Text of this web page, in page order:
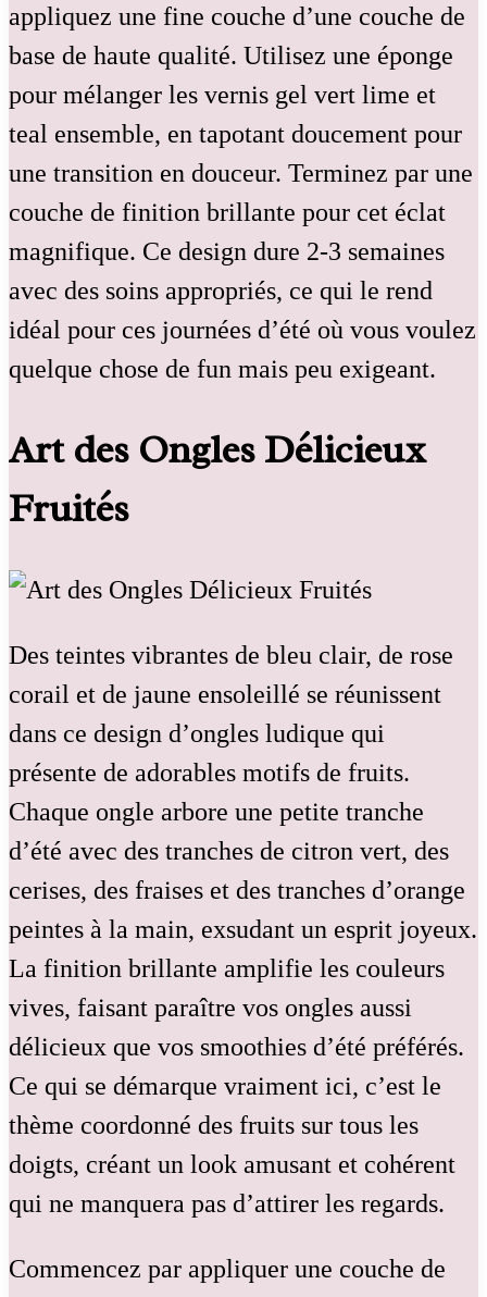
appliquez une fine couche d’une couche de
base de haute qualité. Utilisez une éponge
pour mélanger les vernis gel vert lime et
teal ensemble, en tapotant doucement pour
une transition en douceur. Terminez par une
couche de finition brillante pour cet éclat
magnifique. Ce design dure 2-3 semaines
avec des soins appropriés, ce qui le rend
idéal pour ces journées d’été où vous voulez
quelque chose de fun mais peu exigeant.
Art des Ongles Délicieux
Fruités
Des teintes vibrantes de bleu clair, de rose
corail et de jaune ensoleillé se réunissent
dans ce design d’ongles ludique qui
présente de adorables motifs de fruits.
Chaque ongle arbore une petite tranche
d’été avec des tranches de citron vert, des
cerises, des fraises et des tranches d’orange
peintes à la main, exsudant un esprit joyeux.
La finition brillante amplifie les couleurs
vives, faisant paraître vos ongles aussi
délicieux que vos smoothies d’été préférés.
Ce qui se démarque vraiment ici, c’est le
thème coordonné des fruits sur tous les
doigts, créant un look amusant et cohérent
qui ne manquera pas d’attirer les regards.
Commencez par appliquer une couche de